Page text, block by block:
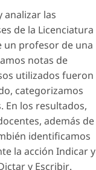
analizar las
de la Licenciatura
un profesor de una
notas de
utilizados fueron
categorizamos
En los resultados,
además de
identificamos
la acción Indicary
y Escribir.